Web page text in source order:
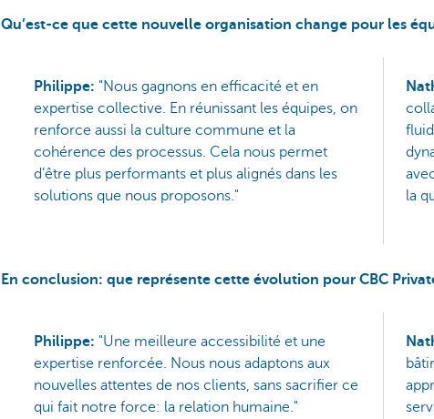
Qu’est-ce que cette nouvelle organisation change pour les
Philippe: "Nous gagnons en efficacité et en
expertise collective. En réunissant les équipes, on
renforce aussi la culture commune et la
cohérence des processus. Cela nous permet
d’être plus performants et plus alignés dans les
solutions que nous proposons."
la
En conclusion: que représente cette évolution pour CBC
Philippe: "Une meilleure accessibilité et une
expertise renforcée. Nous nous adaptons aux
nouvelles attentes de nos clients, sans sacrifier ce
qui fait notre force: la relation humaine."